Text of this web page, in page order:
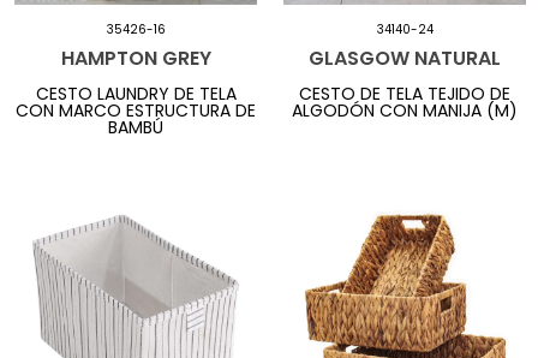
35426-16
HAMPTON GREY
CESTO LAUNDRY DE TELA
CON MARCO ESTRUCTURA DE
BAMBÚ
34140-24
GLASGOW NATURAL
CESTO DE TELA TEJIDO DE
ALGODÓN CON MANIJA (M)